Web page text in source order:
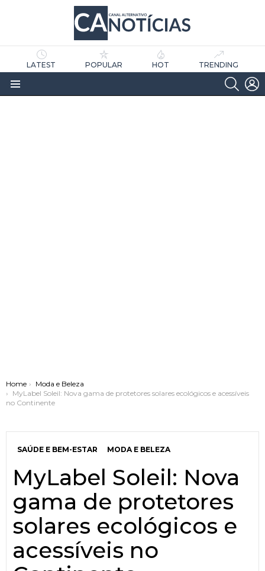
LATEST POPULAR HOT TRENDING
Menu
You are here:
Home
Moda e Beleza
MyLabel Soleil: Nova gama de protetores solares ecológicos e acessíveis
no Continente
SAÚDE E BEM-ESTAR MODA E BELEZA
MyLabel Soleil: Nova
gama de protetores
solares ecológicos e
acessíveis no